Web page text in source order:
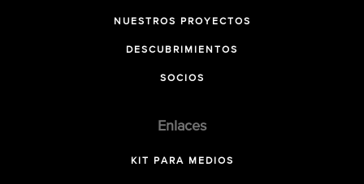
NUESTROS PROYECTOS
DESCUBRIMIENTOS
SOCIOS
Enlaces
KIT PARA MEDIOS